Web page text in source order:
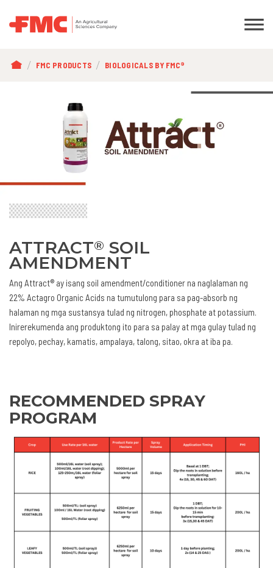
BREADCRUMB
FMC PRODUCTS BIOLOGICALS BY FMC®
ATTRACT® SOIL
AMENDMENT
Ang Attract® ay isang soil amendment/conditioner na naglalaman ng
22% Actagro Organic Acids na tumutulong para sa pag-absorb ng
halaman ng mga sustansya tulad ng nitrogen, phosphate at potassium.
Inirerekumenda ang produktong ito para sa palay at mga gulay tulad ng
repolyo, pechay, kamatis, ampalaya, talong, sitao, okra at iba pa.
RECOMMENDED SPRAY
PROGRAM